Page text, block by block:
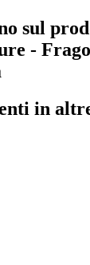
sul
-
in